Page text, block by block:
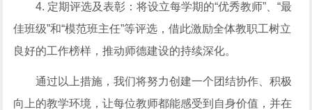
4. 定期评选及表彰：将设立每学期的“优秀教师”、“最
佳班级”和“模范班主任”等评选，借此激励全体教职工树立
良好的工作榜样，推动师德建设的持续深化。
通过以上措施，我们将努力创建一个团结协作、积极
向上的教学环境，让每位教师都能感受到自身价值，并在